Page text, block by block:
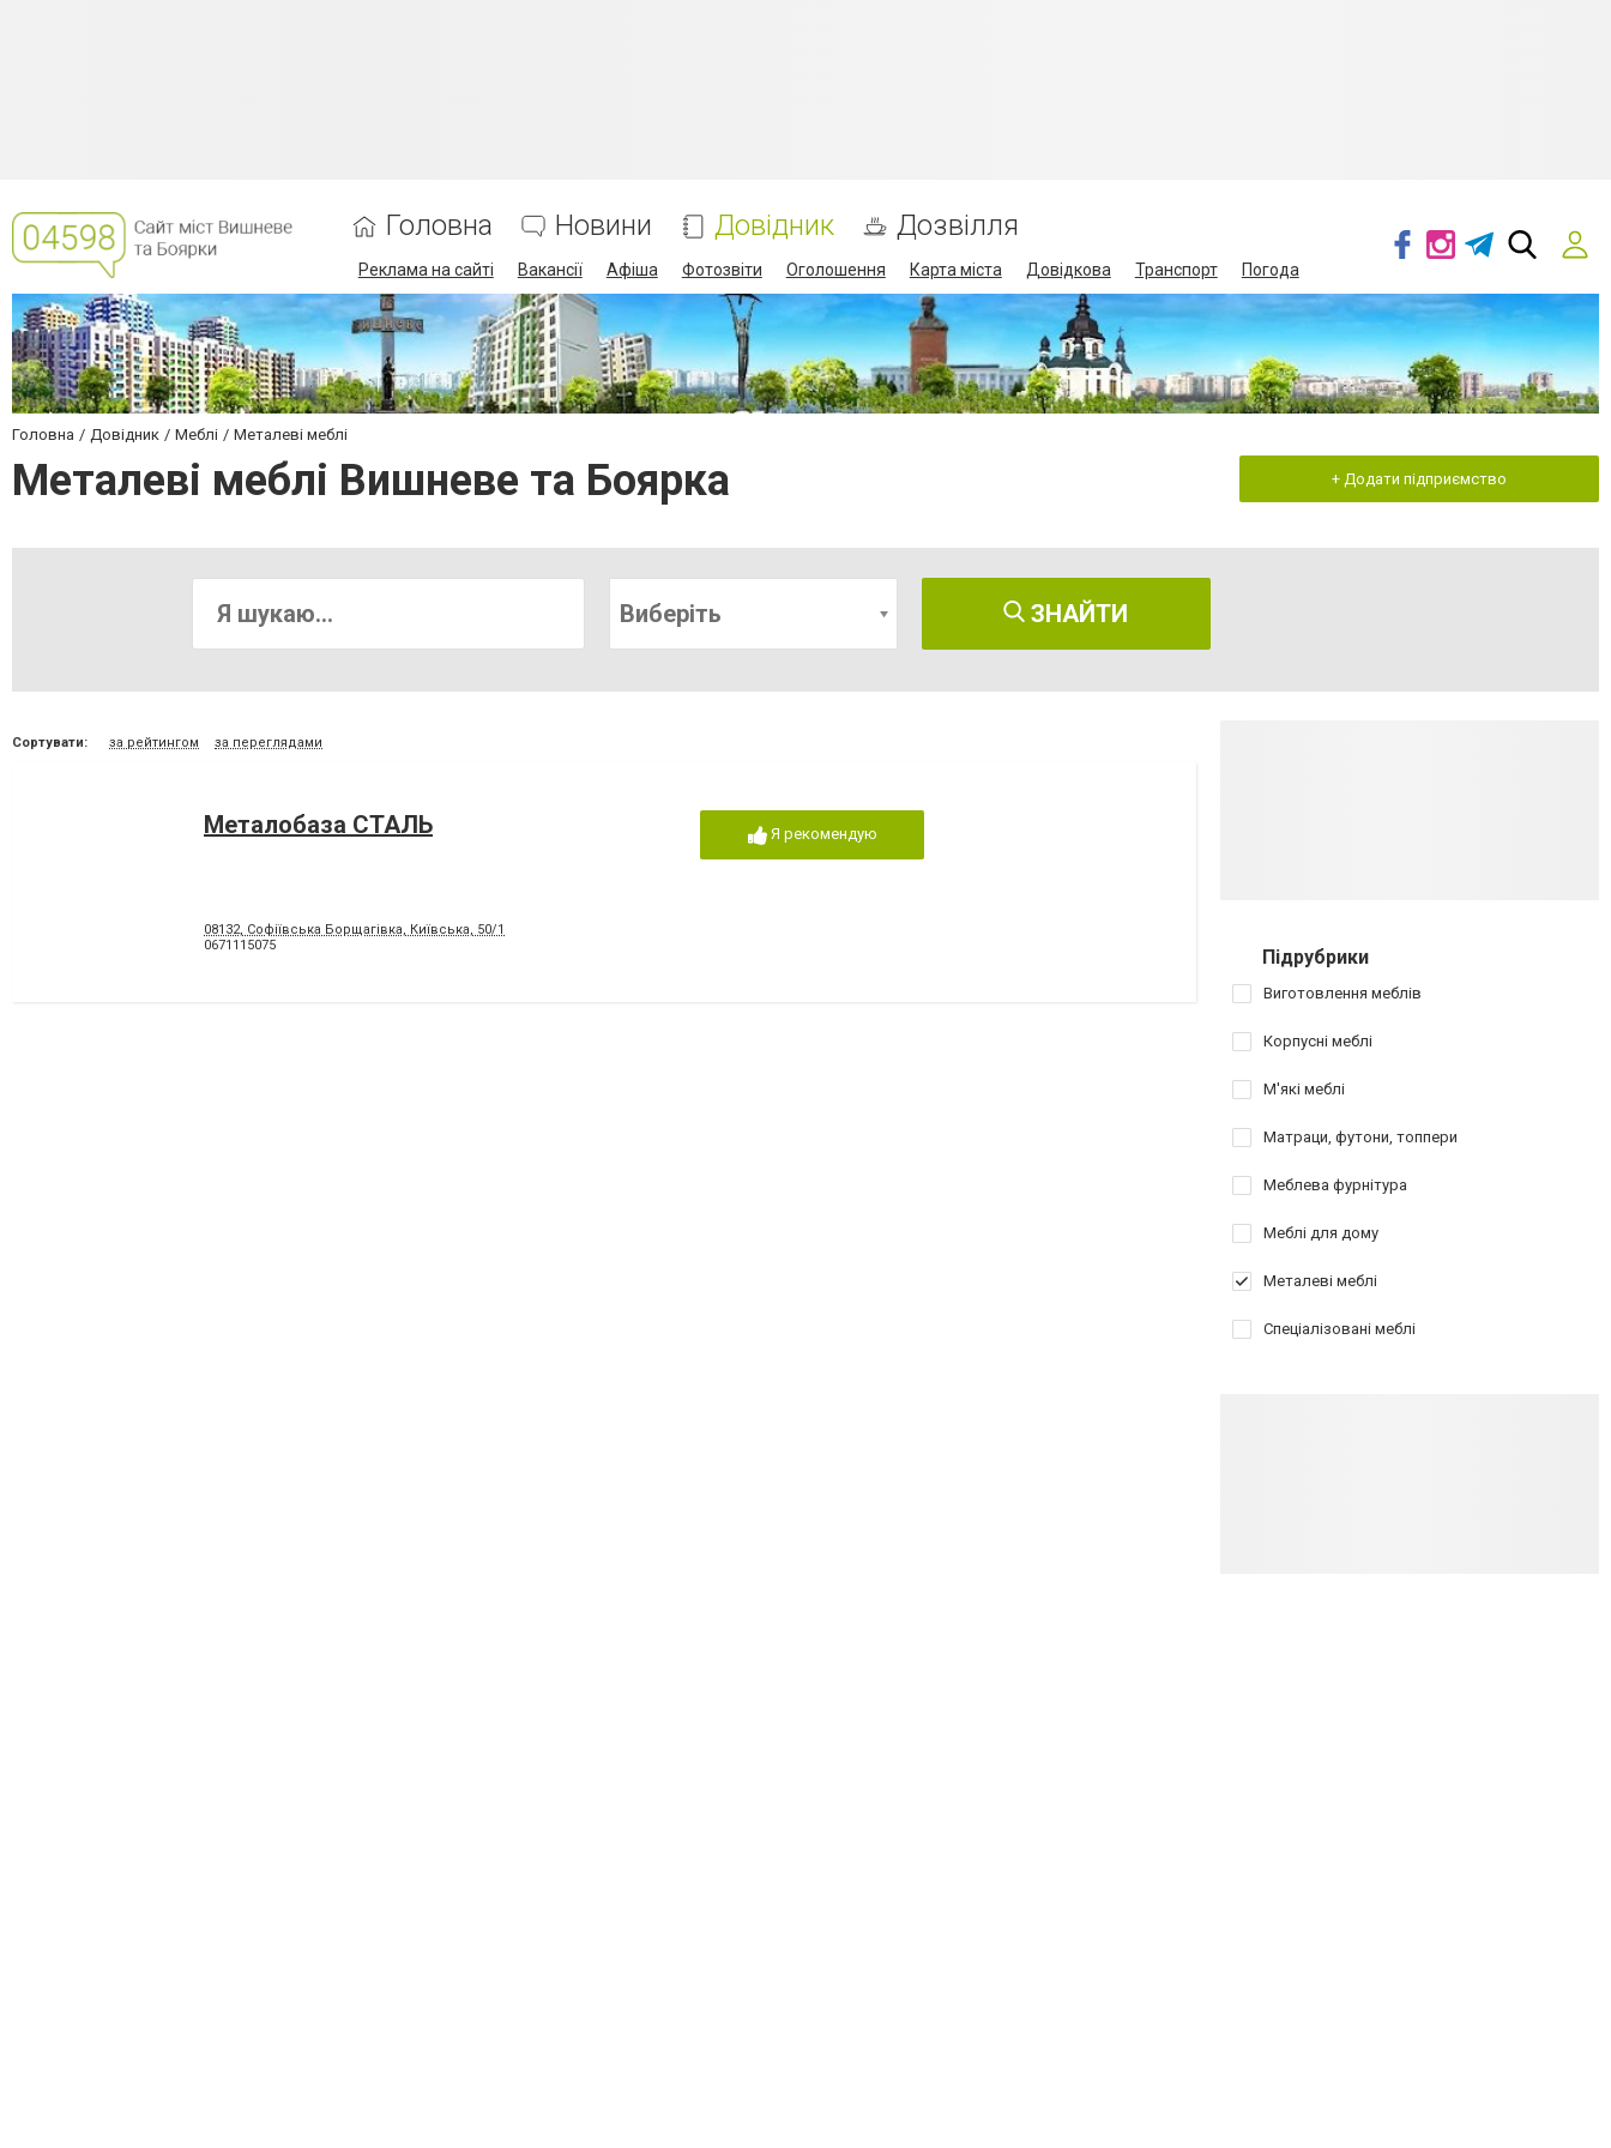
Головна Новини Довідник Дозвілля
Реклама на сайті Вакансії Афіша Фотозвіти Оголошення Карта міста Довідкова Транспорт Погода
Головна Довідник Меблі Металеві меблі
Металеві меблі Вишневе та Боярка + Додати підприємство
Виберіть ЗНАЙТИ
Сортувати: за рейтингом за переглядами
Металобаза СТАЛЬ
08132, Софіївська Борщагівка, Київська, 50/1
0671115075
Я рекомендую
Підрубрики
Виготовлення меблів
Корпусні меблі
М'які меблі
Матраци, футони, топпери
Меблева фурнітура
Меблі для дому
Металеві меблі
Спеціалізовані меблі